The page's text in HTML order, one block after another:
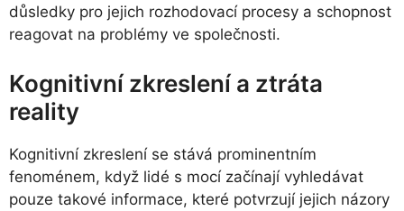
důsledky pro jejich rozhodovací procesy a schopnost
reagovat na problémy ve společnosti.
Kognitivní zkreslení a ztráta
reality
Kognitivní zkreslení se stává prominentním
fenoménem, když lidé s mocí začínají vyhledávat
pouze takové informace, které potvrzují jejich názory